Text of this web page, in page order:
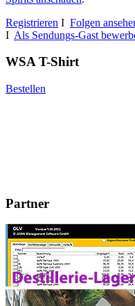
Registrieren I Folgen
I Als Sendungs-Gast
WSA T-Shirt
Bestellen
Partner